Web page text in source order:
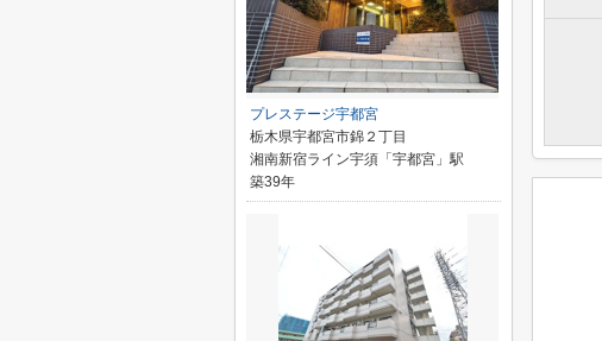
プレステージ宇都宮
栃木県宇都宮市錦２丁目
湘南新宿ライン宇須「宇都宮」駅
築39年